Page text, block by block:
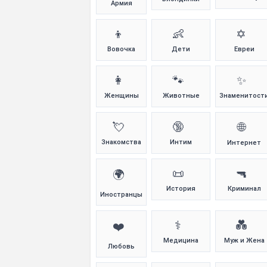
Армия
👦
Вовочка
👶
Дети
✡️
Евреи
👩
Женщины
🐾
Животные
✨
💘
Знакомства
🔞
Интим
🌐
Интернет
🌍
Иностранцы
📜
История
🔫
Криминал
❤️
Любовь
⚕️
Медицина
💑
Муж и Жена